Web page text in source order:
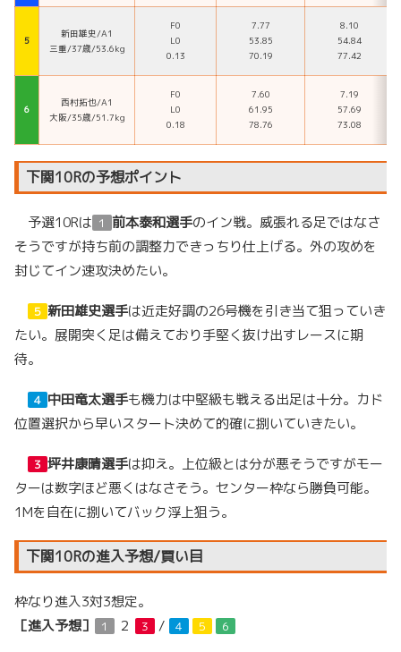
５
新田雄史/A1
三重/37歳/53.6kg
F0
L0
0.13
7.77
53.85
70.19
8.10
54.84
77.42
６
西村拓也/A1
大阪/35歳/51.7kg
F0
L0
0.18
7.60
61.95
78.76
7.19
57.69
73.08
下関10Rの予想ポイント
予選10Rは １ 前本泰和選手のイン戦。威張れる足ではなさ
そうですが持ち前の調整力できっちり仕上げる。外の攻めを
封じてイン速攻決めたい。
５ 新田雄史選手は近走好調の26号機を引き当て狙っていき
たい。展開突く足は備えており手堅く抜け出すレースに期
待。
４ 中田竜太選手も機力は中堅級も戦える出足は十分。カド
位置選択から早いスタート決めて的確に捌いていきたい。
３ 坪井康晴選手は抑え。上位級とは分が悪そうですがモー
ターは数字ほど悪くはなさそう。センター枠なら勝負可能。
1Mを自在に捌いてバック浮上狙う。
下関10Rの進入予想/買い目
枠なり進入3対3想定。
［進入予想］
１ ２ ３ / ４ ５ ６